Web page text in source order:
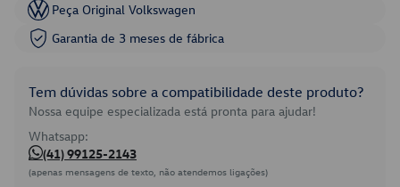
Peça Original Volkswagen
Garantia de 3 meses de fábrica
Tem dúvidas sobre a compatibilidade deste produto?
Nossa equipe especializada está pronta para ajudar!
Whatsapp:
(41) 99125-2143
(apenas mensagens de texto, não atendemos ligações)